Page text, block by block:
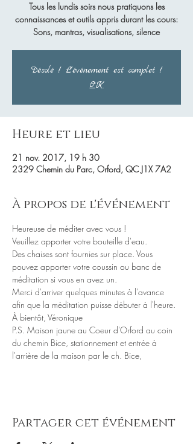
Tous les lundis soirs nous pratiquons les
connaissances et outils appris durant les cours:
Sons, mantras, visualisations, silence
Désolé ! L'événement est complet !
OK
Heure et lieu
21 nov. 2017, 19 h 30
2329 Chemin du Parc, Orford, QC J1X 7A2
À propos de l'événement
Des chaises sont fournies sur place. Vous
pouvez apporter votre coussin ou banc de
Merci d'arriver quelques minutes à l'avance
P.S. Maison jaune au Coeur d'Orford au coin
du chemin Bice, stationnement et entrée à
l'arrière de la maison par le ch. Bice,
Partager cet événement